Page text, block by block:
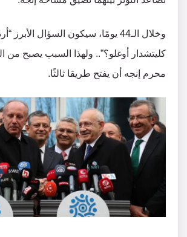
وخلال الـ44 يومًا، سيكون السؤال الأبرز
كليتشدار أوغلو؟”.. ولهذا السبب يصبح
محرم إنجه أن يفتح طريقا ثالثًا.